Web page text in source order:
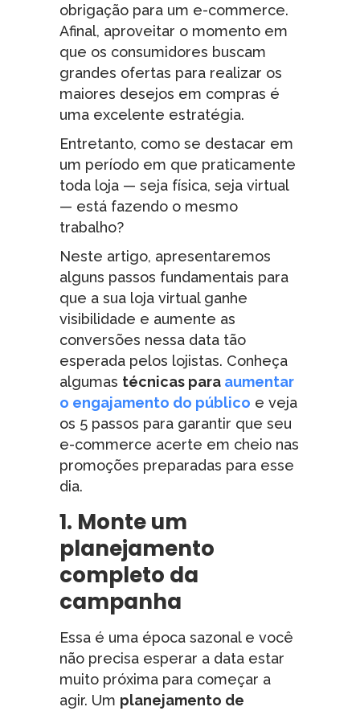
obrigação para um e-commerce.
Afinal, aproveitar o momento em
que os consumidores buscam
grandes ofertas para realizar os
maiores desejos em compras é
uma excelente estratégia.
Entretanto, como se destacar em
um período em que praticamente
toda loja — seja física, seja virtual
— está fazendo o mesmo
trabalho?
Neste artigo, apresentaremos
alguns passos fundamentais para
que a sua loja virtual ganhe
visibilidade e aumente as
conversões nessa data tão
esperada pelos lojistas. Conheça
algumas técnicas para aumentar
o engajamento do público e veja
os 5 passos para garantir que seu
e-commerce acerte em cheio nas
promoções preparadas para esse
dia.
1. Monte um
planejamento
completo da
campanha
Essa é uma época sazonal e você
não precisa esperar a data estar
muito próxima para começar a
agir. Um planejamento de